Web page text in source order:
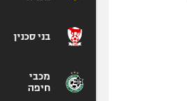
בני סכנין
מכבי
חיפה